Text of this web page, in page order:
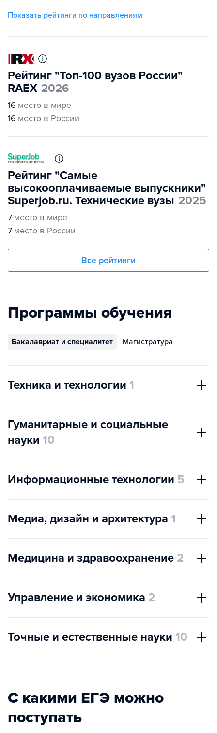
Показать рейтинги по направлениям
Рейтинг "Топ-100 вузов России"
RAEX 2026
16 место в мире
16 место в России
Рейтинг "Самые
высокооплачиваемые выпускники"
Superjob.ru. Технические вузы 2025
7 место в мире
7 место в России
Все рейтинги
Программы обучения
Бакалавриат и специалитет Магистратура
Техника и технологии 1
Гуманитарные и социальные
науки 10
Информационные технологии 5
Медиа, дизайн и архитектура 1
Медицина и здравоохранение 2
Управление и экономика 2
Точные и естественные науки 10
С какими ЕГЭ можно
поступать